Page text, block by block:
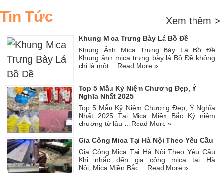
Tin Tức Xem thêm >
Khung Mica Trưng Bày Lá Bồ Đề
Khung Ảnh Mica Trưng Bày Lá Bồ Đề
Khung ảnh mica trưng bày lá Bồ Đề không
chỉ là một … Read More »
Top 5 Mẫu Kỷ Niệm Chương Đẹp, Ý
Nghĩa Nhất 2025
Top 5 Mẫu Kỷ Niệm Chương Đẹp, Ý Nghĩa
Nhất 2025 Tại Mica Miền Bắc Kỷ niệm
chương từ lâu … Read More »
Gia Công Mica Tại Hà Nội Theo Yêu Cầu
Gia Công Mica Tại Hà Nội Theo Yêu Cầu
Khi nhắc đến gia công mica tại Hà
Nội, Mica Miền Bắc … Read More »